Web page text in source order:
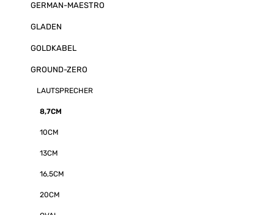
GERMAN-MAESTRO
GLADEN
GOLDKABEL
GROUND-ZERO
LAUTSPRECHER
8,7CM
10CM
13CM
16,5CM
20CM